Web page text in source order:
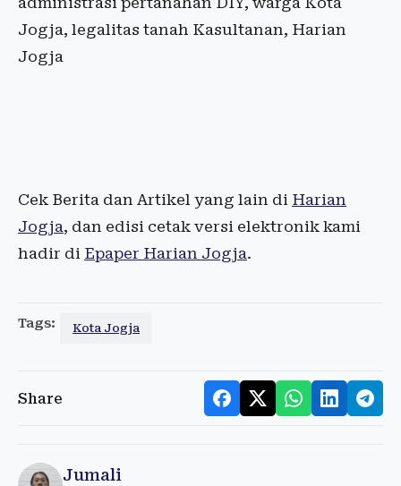
Jogja, legalitas tanah Kasultanan, Harian
Jogja
Cek Berita dan Artikel yang lain di Harian
Jogja, dan edisi cetak versi elektronik kami
hadir di Epaper Harian Jogja.
Tags: Kota Jogja
Share
Jumali